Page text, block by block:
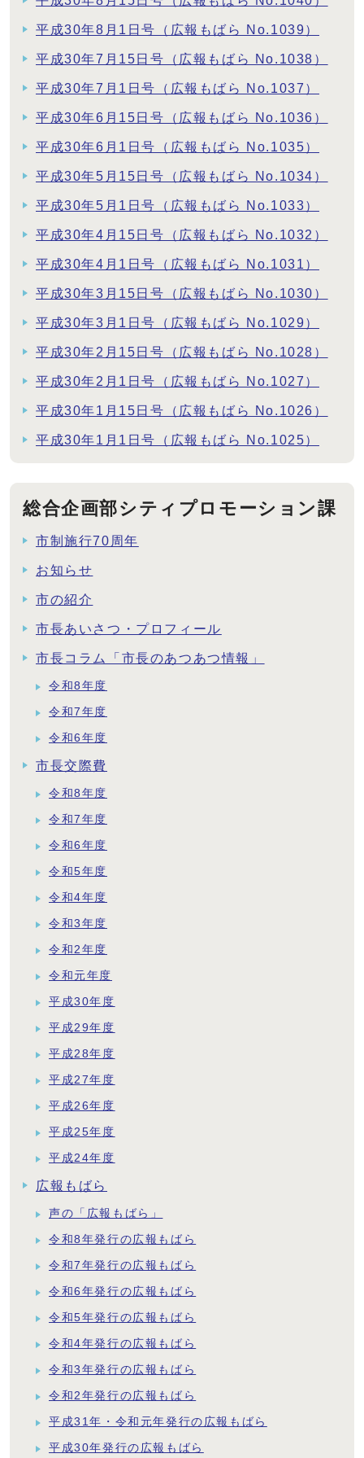
平成30年8月1日号（広報もばら No.1039）
平成30年7月15日号（広報もばら No.1038）
平成30年7月1日号（広報もばら No.1037）
平成30年6月15日号（広報もばら No.1036）
平成30年6月1日号（広報もばら No.1035）
平成30年5月15日号（広報もばら No.1034）
平成30年5月1日号（広報もばら No.1033）
平成30年4月15日号（広報もばら No.1032）
平成30年4月1日号（広報もばら No.1031）
平成30年3月15日号（広報もばら No.1030）
平成30年3月1日号（広報もばら No.1029）
平成30年2月15日号（広報もばら No.1028）
平成30年2月1日号（広報もばら No.1027）
平成30年1月15日号（広報もばら No.1026）
平成30年1月1日号（広報もばら No.1025）
総合企画部シティプロモーション課
市制施行70周年
お知らせ
市の紹介
市長あいさつ・プロフィール
市長コラム「市長のあつあつ情報」
令和8年度
令和7年度
令和6年度
市長交際費
令和8年度
令和7年度
令和6年度
令和5年度
令和4年度
令和3年度
令和2年度
令和元年度
平成30年度
平成29年度
平成28年度
平成27年度
平成26年度
平成25年度
平成24年度
広報もばら
声の「広報もばら」
令和8年発行の広報もばら
令和7年発行の広報もばら
令和6年発行の広報もばら
令和5年発行の広報もばら
令和4年発行の広報もばら
令和3年発行の広報もばら
令和2年発行の広報もばら
平成31年・令和元年発行の広報もばら
平成30年発行の広報もばら